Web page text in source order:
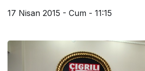
17 Nisan 2015 - Cum - 11:15